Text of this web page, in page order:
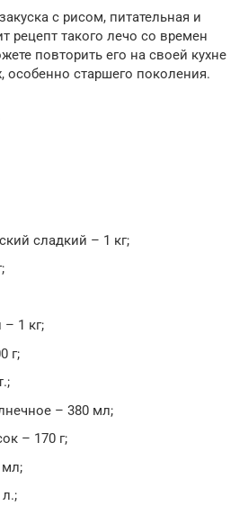
с рисом, питательная и
рецепт такого лечо со времен
повторить его на своей кухне
особенно старшего поколения.
сладкий – 1 кг;
1 кг;
г;
– 380 мл;
– 170 г;
мл;